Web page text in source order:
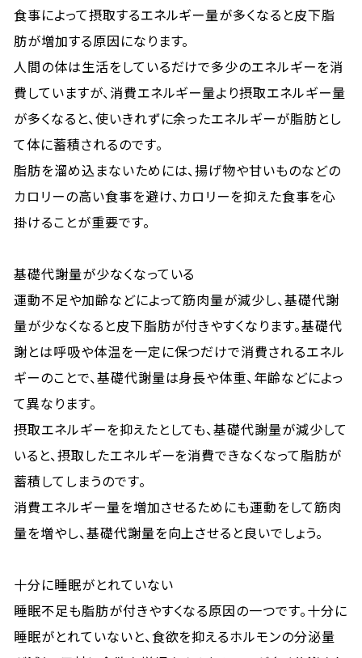
食事によって摂取するエネルギー量が多くなると皮下脂
肪が増加する原因になります。
人間の体は生活をしているだけで多少のエネルギーを消
費していますが、消費エネルギー量より摂取エネルギー量
が多くなると、使いきれずに余ったエネルギーが脂肪とし
て体に蓄積されるのです。
脂肪を溜め込まないためには、揚げ物や甘いものなどの
カロリーの高い食事を避け、カロリーを抑えた食事を心
掛けることが重要です。
基礎代謝量が少なくなっている
運動不足や加齢などによって筋肉量が減少し、基礎代謝
量が少なくなると皮下脂肪が付きやすくなります。基礎代
謝とは呼吸や体温を一定に保つだけで消費されるエネル
ギーのことで、基礎代謝量は身長や体重、年齢などによっ
て異なります。
摂取エネルギーを抑えたとしても、基礎代謝量が減少して
いると、摂取したエネルギーを消費できなくなって脂肪が
蓄積してしまうのです。
消費エネルギー量を増加させるためにも運動をして筋肉
量を増やし、基礎代謝量を向上させると良いでしょう。
十分に睡眠がとれていない
睡眠不足も脂肪が付きやすくなる原因の一つです。十分に
睡眠がとれていないと、食欲を抑えるホルモンの分泌量